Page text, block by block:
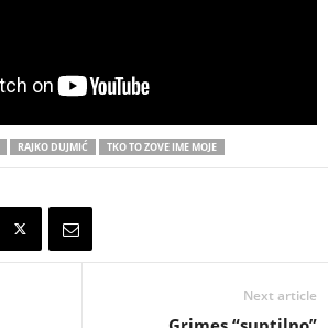
RAJKO DUJMIĆ TKO TO ZOVE IME MOJE
Next article